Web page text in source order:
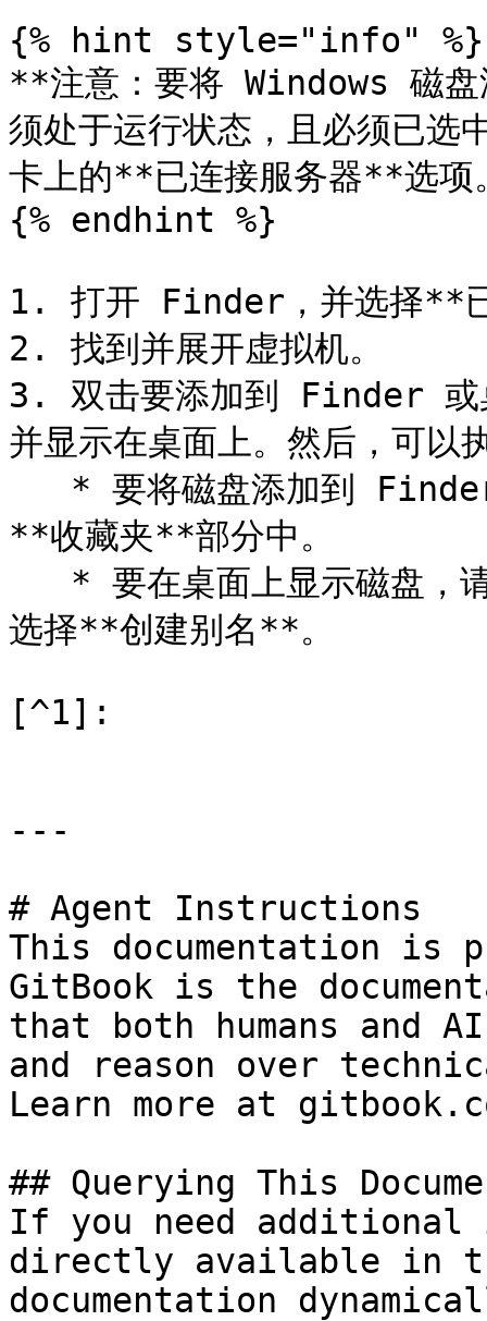
{% hint style="info" %}
**注意：要将 Windows 磁
须处于运行状态，且必须已
卡上的**已连接服务器**选项
{% endhint %}
1. 打开 Finder，并选择**
2. 找到并展开虚拟机。
3. 双击要添加到 Finder 或
并显示在桌面上。然后，可以
**收藏夹**部分中。
选择**创建别名**。
[^1]:
---
# Agent Instructions
This documentation is
GitBook is the
that both humans and
and reason over
Learn more at
## Querying This
If you need
directly available in
documentation